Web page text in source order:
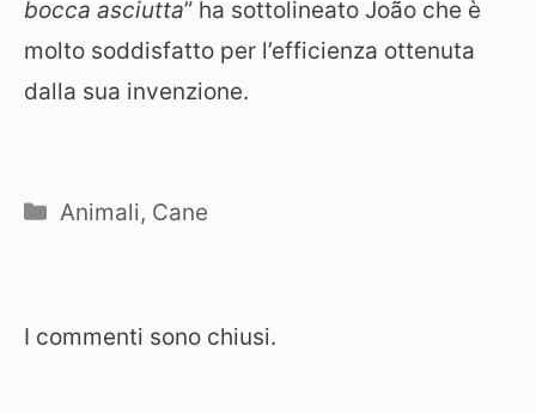
bocca asciutta” ha sottolineato João che è
molto soddisfatto per l’efficienza ottenuta
dalla sua invenzione.
Categorie
Animali, Cane
I commenti sono chiusi.